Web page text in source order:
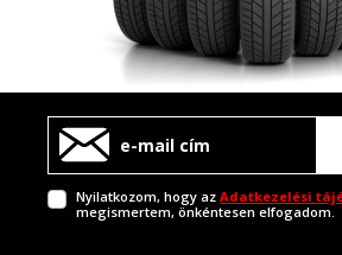
Nyilatkozom, hogy azAdatkezelési
megismertem, önkéntesen elfogadom.